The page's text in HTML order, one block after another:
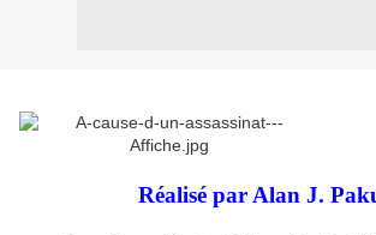
Réalisé par Alan J.